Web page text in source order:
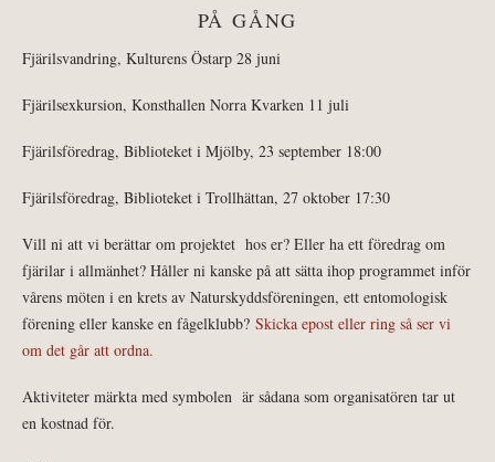
PÅ GÅNG
Fjärilsvandring, Kulturens Östarp 28 juni
Fjärilsexkursion, Konsthallen Norra Kvarken 11 juli
Fjärilsföredrag, Biblioteket i Mjölby, 23 september 18:00
Fjärilsföredrag, Biblioteket i Trollhättan, 27 oktober 17:30
Vill ni att vi berättar om projektet hos er? Eller ha ett föredrag om
fjärilar i allmänhet? Håller ni kanske på att sätta ihop programmet inför
vårens möten i en krets av Naturskyddsföreningen, ett entomologisk
förening eller kanske en fågelklubb? Skicka epost eller ring så ser vi
om det går att ordna.
Aktiviteter märkta med symbolen är sådana som organisatören tar ut
en kostnad för.